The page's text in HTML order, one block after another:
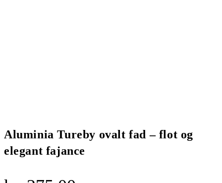
Aluminia Tureby ovalt fad – flot og
elegant fajance